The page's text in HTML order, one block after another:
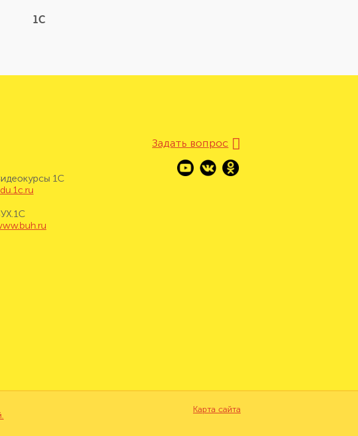
1C
1С
Задать вопрос
Карта сайта